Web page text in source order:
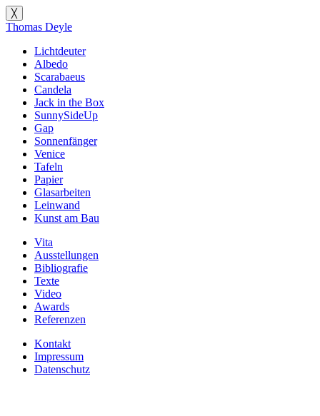
╳
Thomas Deyle
Lichtdeuter
Albedo
Scarabaeus
Candela
Jack in the Box
SunnySideUp
Gap
Sonnenfänger
Venice
Tafeln
Papier
Glasarbeiten
Leinwand
Kunst am Bau
Vita
Ausstellungen
Bibliografie
Texte
Video
Awards
Referenzen
Kontakt
Impressum
Datenschutz